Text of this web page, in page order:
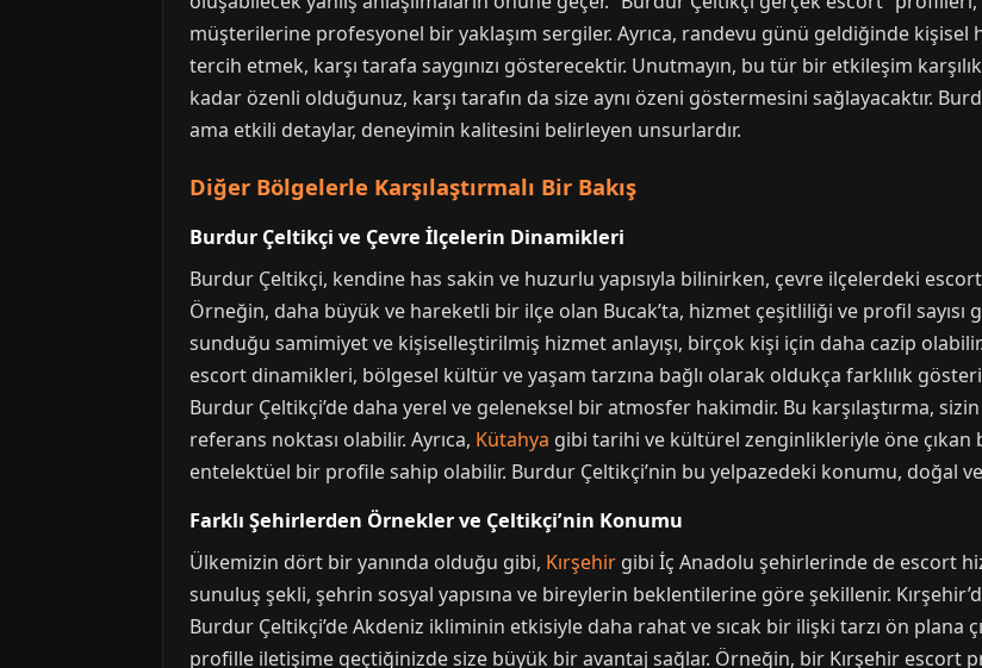
müşterilerine profesyonel bir yaklaşım sergiler. Ayrıca, randevu günü geldiğinde kişisel
tercih etmek, karşı tarafa saygınızı gösterecektir. Unutmayın, bu tür bir etkileşim
kadar özenli olduğunuz, karşı tarafın da size aynı özeni göstermesini sağlayacaktır.
ama etkili detaylar, deneyimin kalitesini belirleyen unsurlardır.
Diğer Bölgelerle Karşılaştırmalı Bir Bakış
Burdur Çeltikçi ve Çevre İlçelerin Dinamikleri
Burdur Çeltikçi, kendine has sakin ve huzurlu yapısıyla bilinirken, çevre ilçelerdeki
Örneğin, daha büyük ve hareketli bir ilçe olan Bucak’ta, hizmet çeşitliliği ve profil sayısı
sunduğu samimiyet ve kişiselleştirilmiş hizmet anlayışı, birçok kişi için daha cazip
escort dinamikleri, bölgesel kültür ve yaşam tarzına bağlı olarak oldukça farklılık
Burdur Çeltikçi’de daha yerel ve geleneksel bir atmosfer hakimdir. Bu karşılaştırma,
referans noktası olabilir. Ayrıca, Kütahya gibi tarihi ve kültürel zenginlikleriyle öne
entelektüel bir profile sahip olabilir. Burdur Çeltikçi’nin bu yelpazedeki konumu, doğal
Farklı Şehirlerden Örnekler ve Çeltikçi’nin Konumu
Ülkemizin dört bir yanında olduğu gibi, Kırşehir gibi İç Anadolu şehirlerinde de escort
sunuluş şekli, şehrin sosyal yapısına ve bireylerin beklentilerine göre şekillenir.
Burdur Çeltikçi’de Akdeniz ikliminin etkisiyle daha rahat ve sıcak bir ilişki tarzı ön plana
profille iletişime geçtiğinizde size büyük bir avantaj sağlar. Örneğin, bir Kırşehir escort